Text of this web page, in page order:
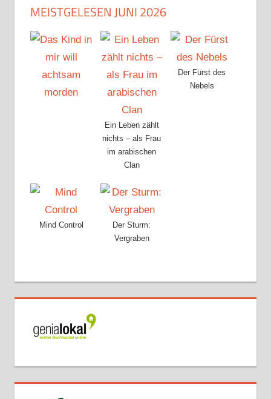
MEISTGELESEN JUNI 2026
Ein Leben zählt
nichts – als Frau
im arabischen
Clan
Der Fürst des
Nebels
Mind Control
Der Sturm:
Vergraben